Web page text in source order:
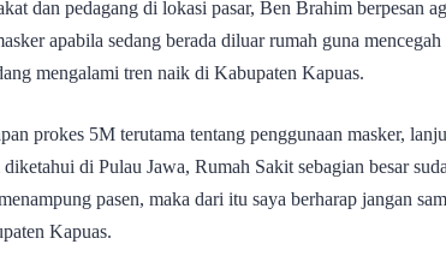
dan pedagang di lokasi pasar, Ben Brahim berpesan
apabila sedang berada diluar rumah guna
mengalami tren naik di Kabupaten Kapuas.
prokes 5M terutama tentang penggunaan masker,
diketahui di Pulau Jawa, Rumah Sakit sebagian besar
pasen, maka dari itu saya berharap jangan
Kapuas.